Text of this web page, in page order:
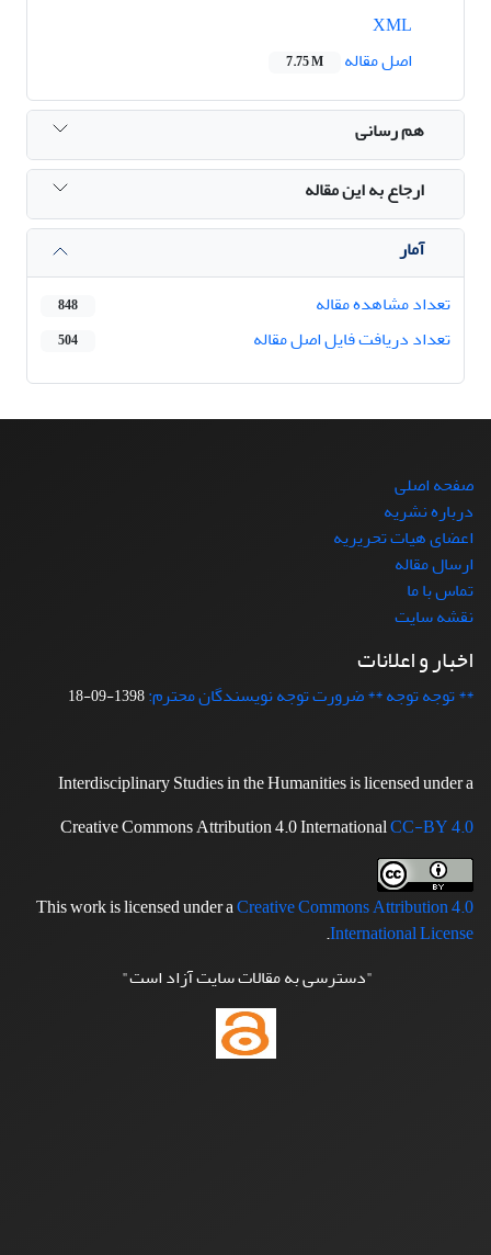
اصل مقاله
7.75 M
هم رسانی
ارجاع به این مقاله
آمار
تعداد مشاهده مقاله
848
تعداد دریافت فایل اصل مقاله 504
صفحه اصلی
درباره نشریه
اعضای هیات تحریریه
ارسال مقاله
تماس با ما
نقشه سایت
اخبار و اعلانات
** توجه توجه ** ضرورت توجه نویسندگان محترم:1398-09-18
Interdisciplinary Studies in the Humanities is licensed under a
Creative Commons Attribution 4.0 InternationalCC-BY 4.0
This work is licensed under aCreative Commons Attribution 4.0
International License
.
"دسترسی به مقالات سایت آزاد است"